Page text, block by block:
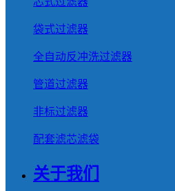
袋式过滤器
全自动反冲洗过滤器
管道过滤器
非标过滤器
配套滤芯滤袋
关于我们